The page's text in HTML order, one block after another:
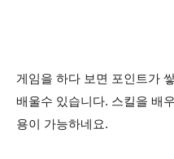
게임을 하다 보면 포인트가
배울수 있습니다. 스킬을 배
용이 가능하네요.